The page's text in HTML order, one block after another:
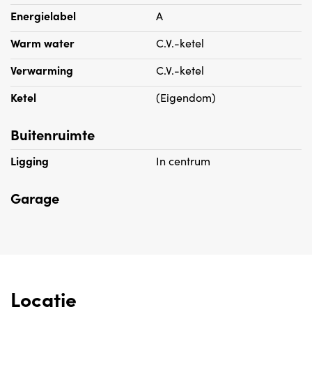
Energielabel
A
Warm water
C.V.-ketel
Verwarming
C.V.-ketel
Ketel
(Eigendom)
Buitenruimte
Ligging In centrum
Garage
Locatie